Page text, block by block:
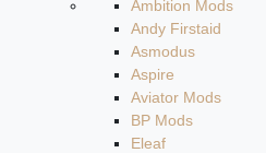
Ambition Mods
Andy Firstaid
Asmodus
Aspire
Aviator Mods
BP Mods
Eleaf